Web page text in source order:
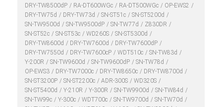
DRY-TW8500dP
RA-DT600WGc RA-DT500WGc
OP-EWS2
DRY-TW75d
DRY-TW73d SN-ST51c
SN-ST5200d
SN-TW9500d
SN-TW9500dP SN-TW77d
Z830DR
SN-ST52c
SN-ST53c WD260S
SN-ST5300d
DRY-TW8600d
DRY-TW7600d
DRY-TW7600dP
DRY-TW7550d
DRY-TW7600cP WDT510c
SN-TW83d
Y-200R
SN-TW9600d SN-TW9600dP
SN-TW78d
OP-EWS3
DRY-TW7000c DRY-TW8650c
DRY-TW8700d
SN-ST3200P
SN-ST2200c ADR-300S
WD320S
SN-ST5400d
Y-210R Y-300R SN-TW9900d
SN-TW84d
SN-TW99c
Y-300c WDT700c SN-TW9700d
SN-TW70d